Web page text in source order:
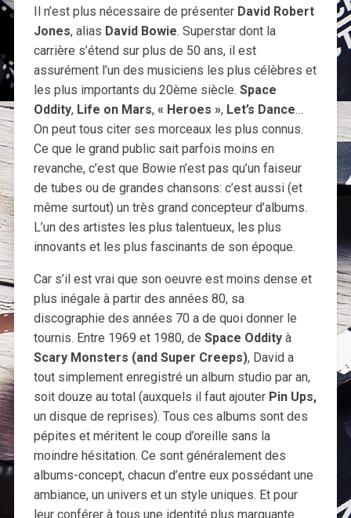
Il n’est plus nécessaire de présenterDavid Robert
Jones, alias David Bowie. Superstar dont la
carrière s’étend sur plus de 50 ans, il est
assurément l’un des musiciens les plus célèbres et
les plus importants du 20ème siècle. Space
Oddity, Life on Mars, « Heroes », Let’s Dance…
On peut tous citer ses morceaux les plus connus.
Ce que le grand public sait parfois moins en
revanche, c’est que Bowie n’est pas qu’un faiseur
de tubes ou de grandes chansons: c’est aussi (et
même surtout) un très grand concepteur d’albums.
L’un des artistes les plus talentueux, les plus
innovants et les plus fascinants de son époque.
Car s’il est vrai que son oeuvre est moins dense et
plus inégale à partir des années 80, sa
discographie des années 70 a de quoi donner le
tournis. Entre 1969 et 1980, de Space Oddityà
Scary Monsters (and Super Creeps), David a
tout simplement enregistré un album studio par an,
soit douze au total (auxquels il faut ajouter Pin Ups,
un disque de reprises). Tous ces albums sont des
pépites et méritent le coup d’oreille sans la
moindre hésitation. Ce sont généralement des
albums-concept, chacun d’entre eux possédant une
ambiance, un univers et un style uniques. Et pour
leur conférer à tous une identité plus marquante